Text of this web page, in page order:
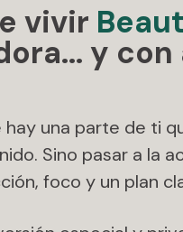
vivir
y
una parte de ti
Sino pasar a la
foco y un plan